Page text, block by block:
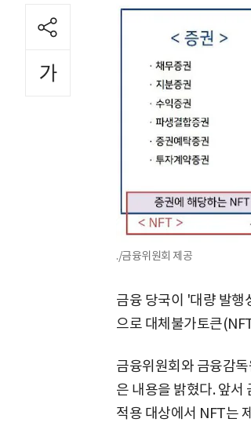
./금융위원회 제공
금융 당국이 '대량 발행
으로 대체불가토큰
금융위원회와 금융감
은 내용을 밝혔다. 앞
적용 대상에서 NFT는